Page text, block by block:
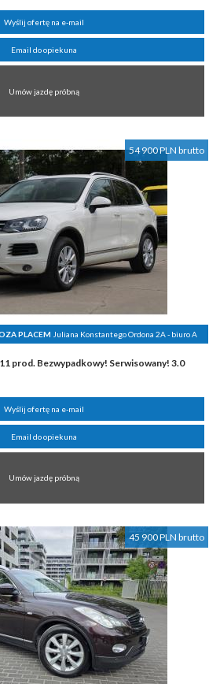
Wyślij ofertę na e-mail
Email do opiekuna
Umów jazdę próbną
54 900 PLN brutto
PLACEM Juliana Konstantego Ordona 2A - biuro A
prod. Bezwypadkowy! Serwisowany! 3.0
Wyślij ofertę na e-mail
Email do opiekuna
Umów jazdę próbną
45 900 PLN brutto